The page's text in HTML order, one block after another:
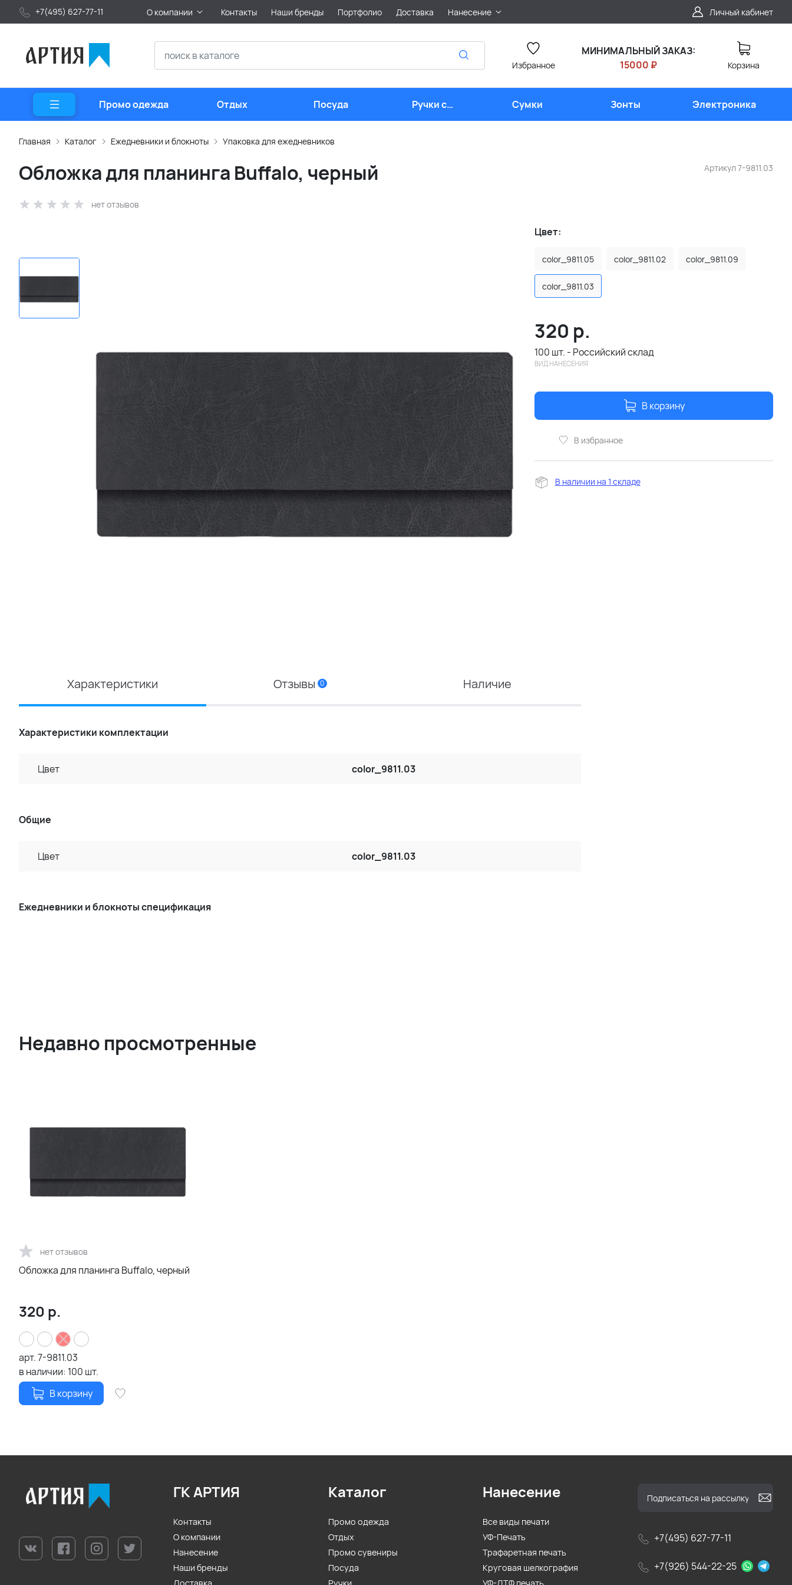
+7(495) 627-77-11 О компании Контакты Наши бренды Портфолио Доставка Нанесение Личный кабинет
Избранное
МИНИМАЛЬНЫЙ ЗАКАЗ:
15000 ₽
Корзина
Промо одежда Отдых Посуда
Ручки с
логотипом
Сумки Зонты Электроника
Главная Каталог Ежедневники и блокноты Упаковка для ежедневников
Артикул 7-9811.03
Обложка для планинга Buffalo, черный
нет отзывов
Цвет:
color_9811.05 color_9811.02 color_9811.09
color_9811.03
320 р.
100 шт. - Российский склад
ВИД НАНЕСЕНИЯ
В корзину
В избранное
В наличии на 1 складе
Характеристики Отзывы 0 Наличие
Характеристики комплектации
Цвет color_9811.03
Общие
Цвет color_9811.03
Ежедневники и блокноты спецификация
Недавно просмотренные
нет отзывов
Обложка для планинга Buffalo, черный
320 р.
арт.7-9811.03
в наличии: 100 шт.
В корзину
+7(495) 627-77-11
+7(926) 544-22-25
ГК АРТИЯ
Контакты
О компании
Нанесение
Наши бренды
Каталог
Промо одежда
Отдых
Промо сувениры
Посуда
Нанесение
Все виды печати
УФ-Печать
Трафаретная печать
Круговая шелкография